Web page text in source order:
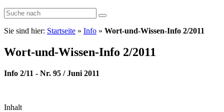
Sie sind hier: Startseite » Info » Wort-und-Wissen-Info 2/2011
Wort-und-Wissen-Info 2/2011
Info 2/11 - Nr. 95 / Juni 2011
Inhalt